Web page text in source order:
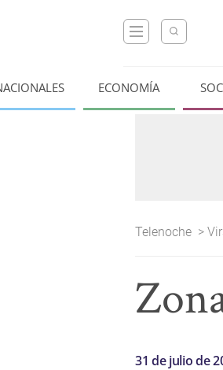
ECONOMÍA
Telenoche >
31 de julio de